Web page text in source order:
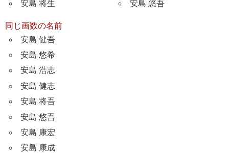
安島 将生 安島 悠吾
同じ画数の名前
安島 健吾
安島 悠希
安島 浩志
安島 健志
安島 将吾
安島 悠吾
安島 康宏
安島 康成